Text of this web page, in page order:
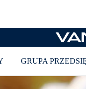
GRUPA
Zrównoważone marki